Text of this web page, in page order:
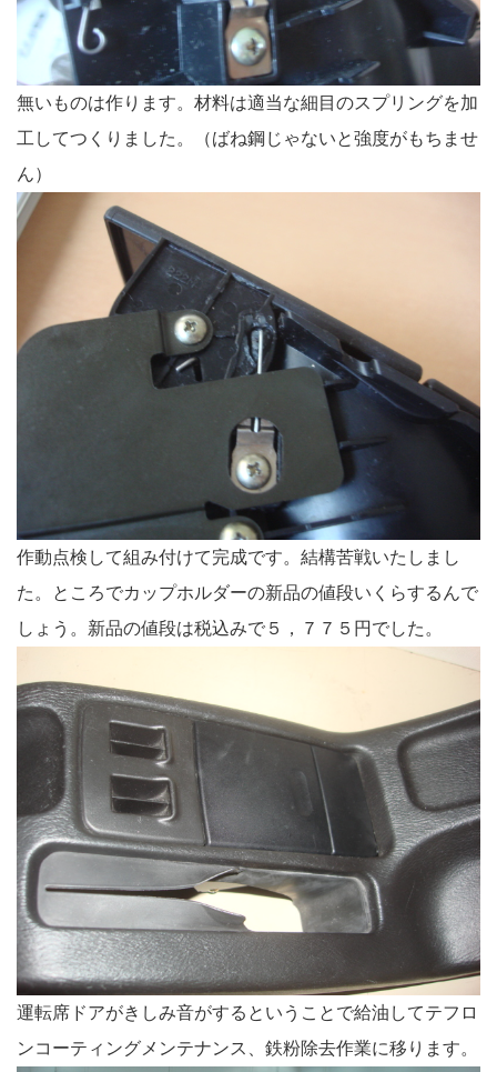
無いものは作ります。材料は適当な細目のスプリングを加
工してつくりました。（ばね鋼じゃないと強度がもちませ
ん）
作動点検して組み付けて完成です。結構苦戦いたしまし
た。ところでカップホルダーの新品の値段いくらするんで
しょう。新品の値段は税込みで５，７７５円でした。
運転席ドアがきしみ音がするということで給油してテフロ
ンコーティングメンテナンス、鉄粉除去作業に移ります。